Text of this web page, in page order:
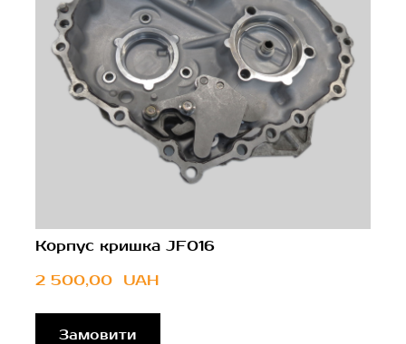
Корпус кришка JF016
2 500,00  UAH
Замовити